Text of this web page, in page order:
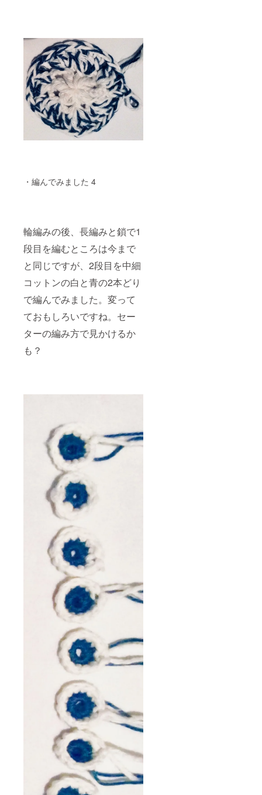
・編んでみました 4
輪編みの後、長編みと鎖で1
段目を編むところは今まで
と同じですが、2段目を中細
コットンの白と青の2本どり
で編んでみました。変って
ておもしろいですね。セー
ターの編み方で見かけるか
も？